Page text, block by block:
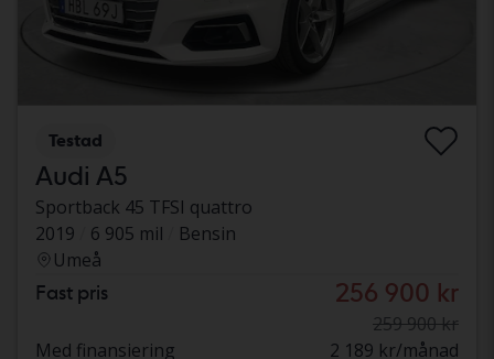
Testad
Audi A5
Sportback 45 TFSI quattro
2019
6 905 mil
Bensin
Umeå
Fast pris 256 900 kr
259 900 kr
Med finansiering
2 189 kr/månad